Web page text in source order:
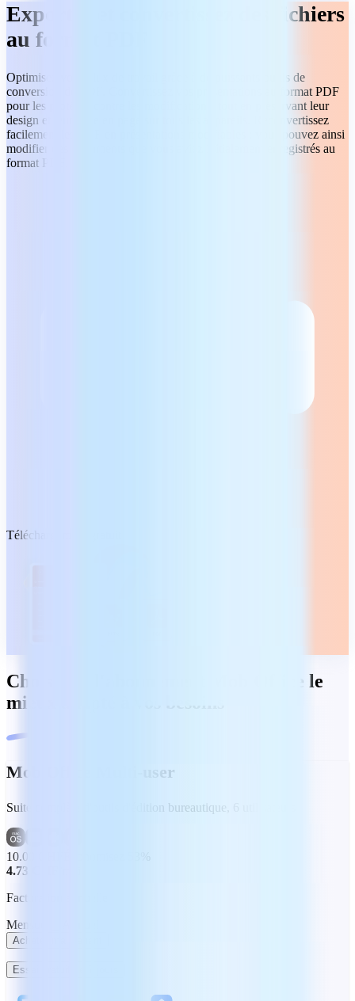
Exportez et convertissez des fichiers
au format PDF
Optimisez votre flux de travail grâce à de puissants outils de
conversion de PDF. Convertissez vos présentations au format PDF
pour les protéger contre les modifications, tout en préservant leur
design et leur mise en page sur tous les appareils. Reconvertissez
facilement les PDF en présentations modifiables : vous pouvez ainsi
modifier des documents que vous aviez initialement enregistrés au
format PDF.
Téléchargement gratuit
Choisissez l'abonnement MobiOffice le
mieux adapté à vos besoins
MobiOffice Multi-user
Suite complète d'outils d'édition bureautique, 6 utilisateurs
10.00 CHF
4.73 CHF
Facturation annuelle
Mensuel
Acheter maintenant
Essai gratuit de 7 jours